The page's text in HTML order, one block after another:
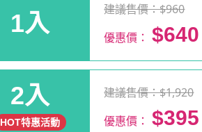
1入
建議售價：$960
優惠價： $640
2入
HOT特惠活動
建議售價：$1,920
優惠價： $395